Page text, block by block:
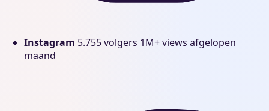
Instagram 5.755 volgers 1M+ views afgelopen
maand